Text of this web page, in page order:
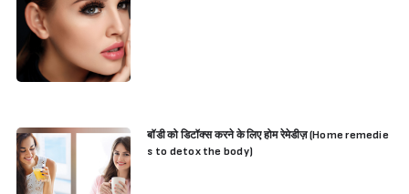
बॉडी को डिटॉक्स करने के लिए होम रेमेडीज़ (Home remedie
s to detox the body)